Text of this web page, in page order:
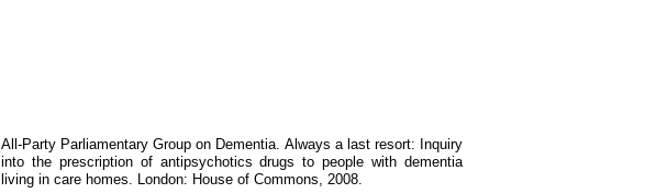
All-Party Parliamentary Group on Dementia. Always a last resort: Inquiry
into the prescription of antipsychotics drugs to people with dementia
living in care homes. London: House of Commons, 2008.